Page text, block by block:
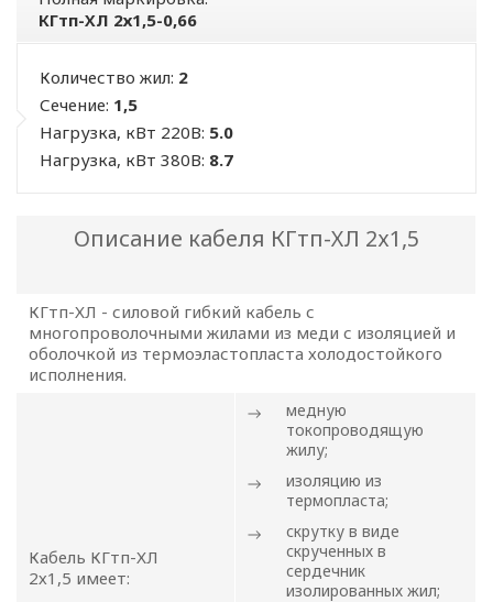
КГтп-ХЛ 2х1,5-0,66
Количество жил: 2
Сечение: 1,5
Нагрузка, кВт 220В: 5.0
Нагрузка, кВт 380В: 8.7
Описание кабеля КГтп-ХЛ 2х1,5
КГтп-ХЛ - силовой гибкий кабель с
многопроволочными жилами из меди с изоляцией и
оболочкой из термоэластопласта холодостойкого
исполнения.
Кабель КГтп-ХЛ
2х1,5 имеет:
медную
токопроводящую
жилу;
изоляцию из
термопласта;
скрутку в виде
скрученных в
сердечник
изолированных жил;